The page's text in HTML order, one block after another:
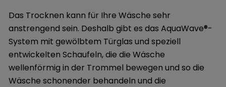
Das Trocknen kann für Ihre Wäsche sehr
anstrengend sein. Deshalb gibt es das AquaWave®-
System mit gewölbtem Türglas und speziell
entwickelten Schaufeln, die die Wäsche
wellenförmig in der Trommel bewegen und so die
Wäsche schonender behandeln und die